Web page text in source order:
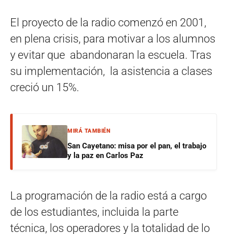
El proyecto de la radio comenzó en 2001,
en plena crisis, para motivar a los alumnos
y evitar que abandonaran la escuela. Tras
su implementación, la asistencia a clases
creció un 15%.
MIRÁ TAMBIÉN
San Cayetano: misa por el pan, el trabajo
y la paz en Carlos Paz
La programación de la radio está a cargo
de los estudiantes, incluida la parte
técnica, los operadores y la totalidad de lo